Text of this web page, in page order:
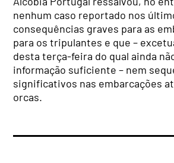
nenhum caso reportado nos
consequências graves para as
para os tripulantes e que –
desta terça-feira do qual ainda
informação suficiente – nem
significativos nas embarcações
orcas.